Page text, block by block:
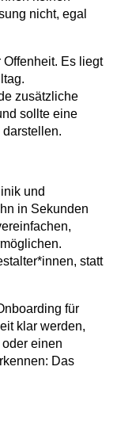
nicht, egal
Es liegt
zusätzliche
sollte eine
und
in Sekunden
statt
für
klar werden,
einen
Das